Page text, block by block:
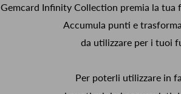
Gemcard Infinity Collection premia la tua
Accumula punti e
da utilizzare per i tuoi
Per poterli utilizzare in